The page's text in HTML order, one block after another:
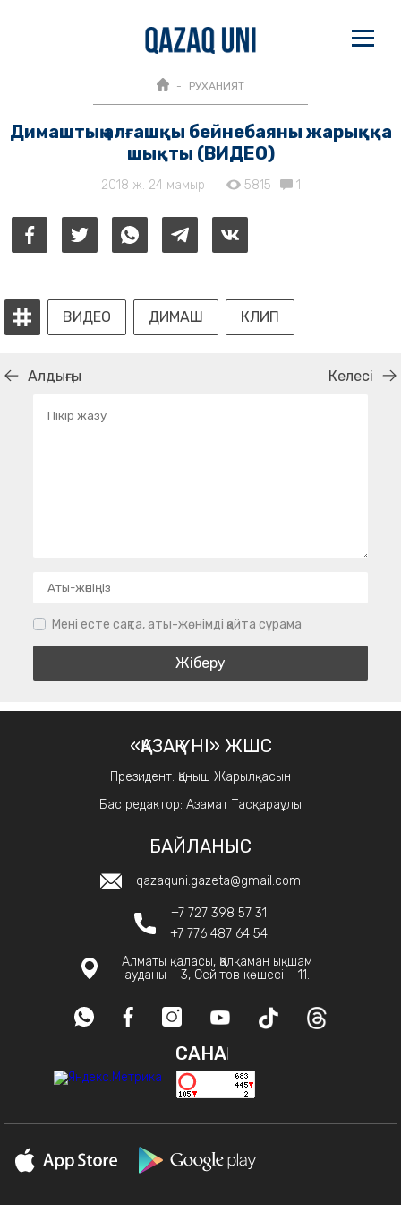
РУХАНИЯТ
Димаштың алғашқы бейнебаяны жарыққа
шықты (ВИДЕО)
2018 ж. 24 мамыр 5815 1
ВИДЕО ДИМАШ КЛИП
Алдыңғы Келесі
Мені есте сақта, аты-жөнімді қайта сұрама
«ҚАЗАҚ ҮНІ» ЖШС
Президент: Қаныш Жарылқасын
Бас редактор: Азамат Тасқараұлы
БАЙЛАНЫС
qazaquni.gazeta@gmail.com
+7 727 398 57 31
+7 776 487 64 54
Алматы қаласы, Қалқаман ықшам
ауданы – 3, Сейітов көшесі – 11.
САНАҚ